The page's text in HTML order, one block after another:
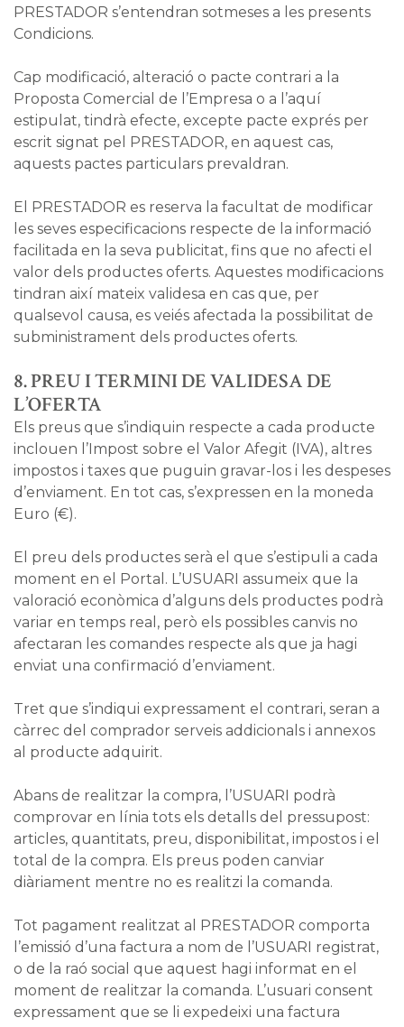
PRESTADOR s’entendran sotmeses a les presents
Condicions.
Cap modificació, alteració o pacte contrari a la
Proposta Comercial de l’Empresa o a l’aquí
estipulat, tindrà efecte, excepte pacte exprés per
escrit signat pel PRESTADOR, en aquest cas,
aquests pactes particulars prevaldran.
El PRESTADOR es reserva la facultat de modificar
les seves especificacions respecte de la informació
facilitada en la seva publicitat, fins que no afecti el
valor dels productes oferts. Aquestes modificacions
tindran així mateix validesa en cas que, per
qualsevol causa, es veiés afectada la possibilitat de
subministrament dels productes oferts.
8. PREU I TERMINI DE VALIDESA DE
L’OFERTA
Els preus que s’indiquin respecte a cada producte
inclouen l’Impost sobre el Valor Afegit (IVA), altres
impostos i taxes que puguin gravar-los i les despeses
d’enviament. En tot cas, s’expressen en la moneda
Euro (€).
El preu dels productes serà el que s’estipuli a cada
moment en el Portal. L’USUARI assumeix que la
valoració econòmica d’alguns dels productes podrà
variar en temps real, però els possibles canvis no
afectaran les comandes respecte als que ja hagi
enviat una confirmació d’enviament.
Tret que s’indiqui expressament el contrari, seran a
càrrec del comprador serveis addicionals i annexos
al producte adquirit.
Abans de realitzar la compra, l’USUARI podrà
comprovar en línia tots els detalls del pressupost:
articles, quantitats, preu, disponibilitat, impostos i el
total de la compra. Els preus poden canviar
diàriament mentre no es realitzi la comanda.
Tot pagament realitzat al PRESTADOR comporta
l’emissió d’una factura a nom de l’USUARI registrat,
o de la raó social que aquest hagi informat en el
moment de realitzar la comanda. L’usuari consent
expressament que se li expedeixi una factura